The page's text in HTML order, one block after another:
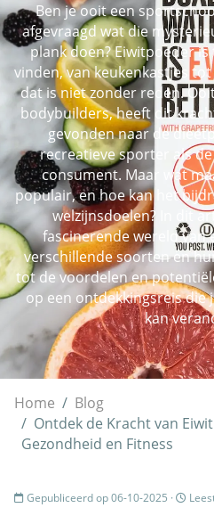
Ben je ooit een
afgevraagd wat die
plank doen? Eiwitpoeder
vinden, van keukenkastjes
dat is niet zonder reden.
bodybuilders, heeft dit
gevonden naar de
recreatieve sporter als de
consument. Maar wat
populair, en hoe kan het
welzijnsdoelen? In dit
fascinerende wereld van
verschillende soorten en
tot de voordelen en
op een ontdekkingsreis
kan
Home
Blog
Ontdek de Kracht van
Gezondheid en Fitness
Gepubliceerd op 06-10-2025 ·